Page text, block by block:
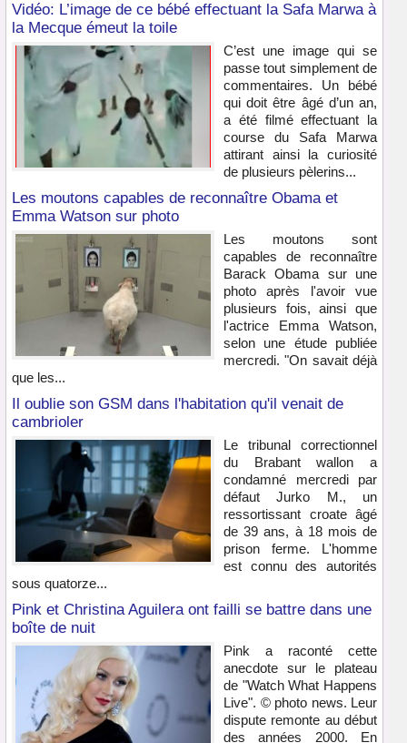
Vidéo: L’image de ce bébé effectuant la Safa Marwa à
la Mecque émeut la toile
C’est une image qui se
passe tout simplement de
commentaires. Un bébé
qui doit être âgé d’un an,
a été filmé effectuant la
course du Safa Marwa
attirant ainsi la curiosité
de plusieurs pèlerins...
Les moutons capables de reconnaître Obama et
Emma Watson sur photo
Les moutons sont
capables de reconnaître
Barack Obama sur une
photo après l'avoir vue
plusieurs fois, ainsi que
l'actrice Emma Watson,
selon une étude publiée
mercredi. "On savait déjà
que les...
Il oublie son GSM dans l'habitation qu'il venait de
cambrioler
Le tribunal correctionnel
du Brabant wallon a
condamné mercredi par
défaut Jurko M., un
ressortissant croate âgé
de 39 ans, à 18 mois de
prison ferme. L'homme
est connu des autorités
sous quatorze...
Pink et Christina Aguilera ont failli se battre dans une
boîte de nuit
Pink a raconté cette
anecdote sur le plateau
de "Watch What Happens
Live". © photo news. Leur
dispute remonte au début
des années 2000. En